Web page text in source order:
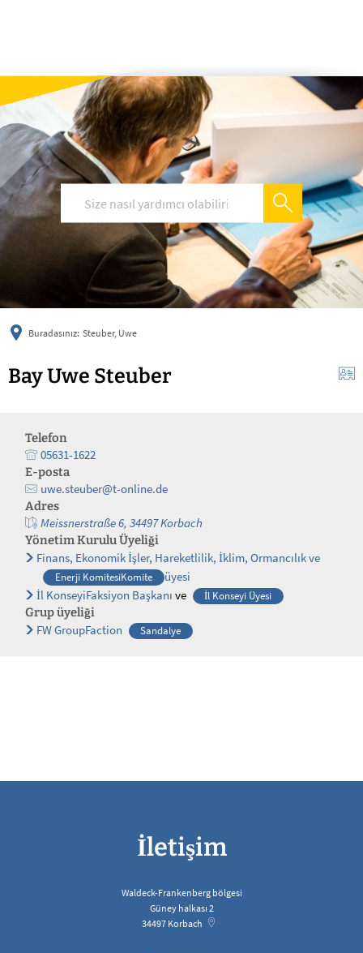
deutsch
Buradasınız: Steuber, Uwe
Bay Uwe Steuber
Telefon
05631-1622
E-posta
uwe.steuber@t-online.de
Adres
Meissnerstraße 6, 34497 Korbach
Yönetim Kurulu Üyeliği
Finans, Ekonomik İşler, Hareketlilik, İklim, Ormancılık ve
Enerji KomitesiKomite
üyesi
İl KonseyiFaksiyon Başkanı ve İl Konseyi Üyesi
Grup üyeliği
FW GroupFaction Sandalye
İletişim
Waldeck-Frankenberg bölgesi
Güney halkası 2
34497 Korbach